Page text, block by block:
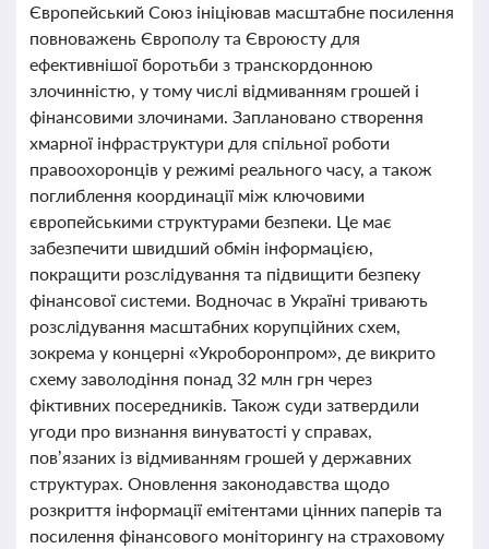
Європейський Союз ініціював масштабне посилення
повноважень Європолу та Євроюсту для
ефективнішої боротьби з транскордонною
злочинністю, у тому числі відмиванням грошей і
фінансовими злочинами. Заплановано створення
хмарної інфраструктури для спільної роботи
правоохоронців у режимі реального часу, а також
поглиблення координації між ключовими
європейськими структурами безпеки. Це має
забезпечити швидший обмін інформацією,
покращити розслідування та підвищити безпеку
фінансової системи. Водночас в Україні тривають
розслідування масштабних корупційних схем,
зокрема у концерні «Укроборонпром», де викрито
схему заволодіння понад 32 млн грн через
фіктивних посередників. Також суди затвердили
угоди про визнання винуватості у справах,
пов’язаних із відмиванням грошей у державних
структурах. Оновлення законодавства щодо
розкриття інформації емітентами цінних паперів та
посилення фінансового моніторингу на страховому